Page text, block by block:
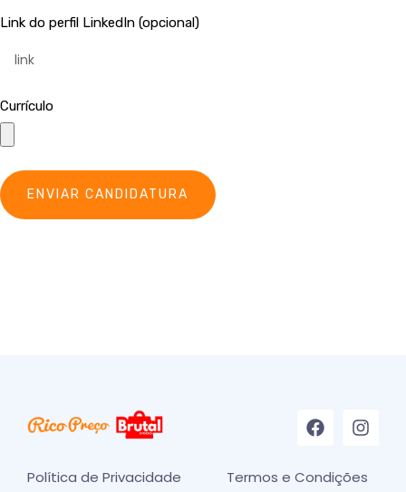
Link do perfil LinkedIn (opcional)
Currículo
ENVIAR CANDIDATURA
Política de Privacidade Termos e Condições